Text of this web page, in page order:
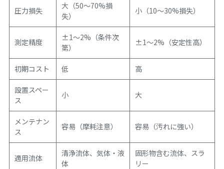
圧力損失
大（50〜70%損
失）
小（10〜30%損失）
測定精度
±1〜2%（条件次
第）
±1〜2%（安定性高）
初期コスト 低 高
設置スペー
ス
小 大
メンテナン
ス
容易（摩耗注意） 容易（汚れに強い）
適用流体
清浄流体、気体・液
体
固形物含む流体、スラ
リー